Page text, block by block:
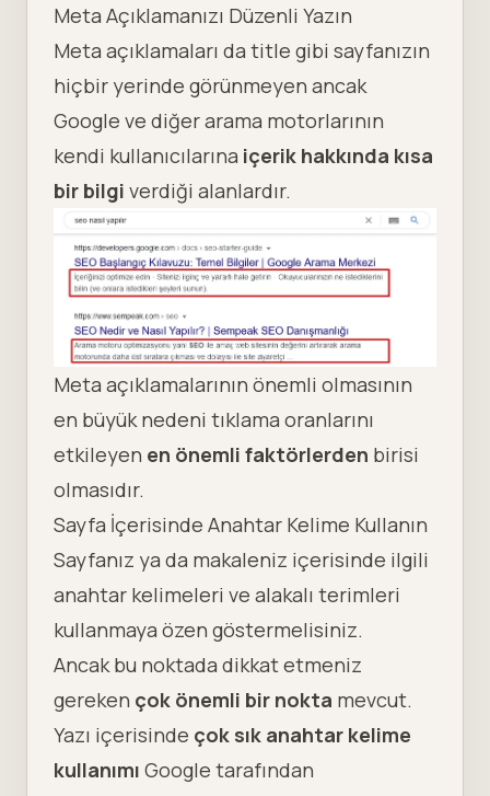
Meta Açıklamanızı Düzenli Yazın
Meta açıklamaları da title gibi sayfanızın
hiçbir yerinde görünmeyen ancak
Google ve diğer arama motorlarının
kendi kullanıcılarına içerik hakkında kısa
bir bilgi verdiği alanlardır.
Meta açıklamalarının önemli olmasının
en büyük nedeni tıklama oranlarını
etkileyen en önemli faktörlerden birisi
olmasıdır.
Sayfa İçerisinde Anahtar Kelime Kullanın
Sayfanız ya da makaleniz içerisinde ilgili
anahtar kelimeleri ve alakalı terimleri
kullanmaya özen göstermelisiniz.
Ancak bu noktada dikkat etmeniz
gereken çok önemli bir nokta mevcut.
Yazı içerisinde çok sık anahtar kelime
kullanımı Google tarafından